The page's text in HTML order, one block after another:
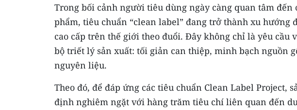
Trong bối cảnh người tiêu dùng ngày càng quan tâm
phẩm, tiêu chuẩn “clean label” đang trở thành xu
cao cấp trên thế giới theo đuổi. Đây không chỉ là yêu cầu
bộ triết lý sản xuất: tối giản can thiệp, minh bạch nguồn
nguyên liệu.
Theo đó, để đáp ứng các tiêu chuẩn Clean Label
định nghiêm ngặt với hàng trăm tiêu chí liên quan đến